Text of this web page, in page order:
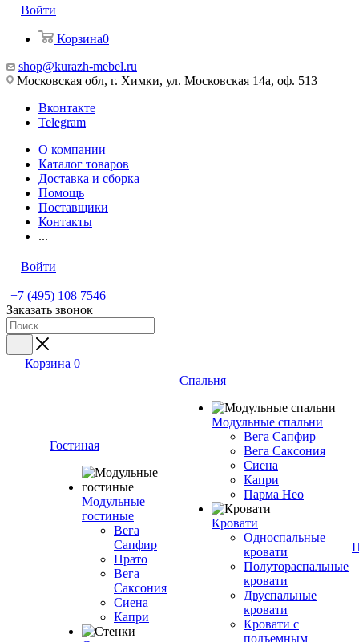
Войти
Корзина0
shop@kurazh-mebel.ru
Московская обл, г. Химки, ул. Московская 14а, оф. 513
Вконтакте
Telegram
О компании
Каталог товаров
Доставка и сборка
Помощь
Поставщики
Контакты
...
Войти
+7 (495) 108 7546
Заказать звонок
Корзина 0
Гостиная
Модульные
гостиные
Вега
Сапфир
Прато
Вега
Саксония
Сиена
Капри
Спальня
Модульные спальни
Вега Сапфир
Вега Саксония
Сиена
Капри
Парма Нео
Кровати
Односпальные
кровати
Полутораспальные
кровати
Двуспальные
кровати
Кровати с
подъемным